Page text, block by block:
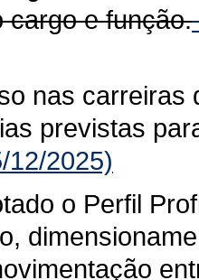
cargo e função.
nas carreiras
previstas
12/2025)
o Perfil